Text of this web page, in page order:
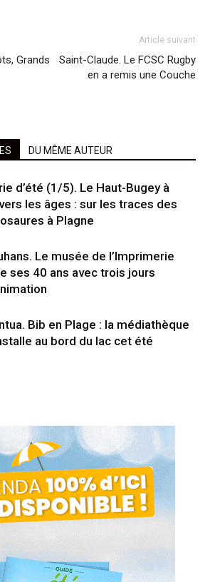
Grands
Article suivant
Saint-Claude. Le FCSC Rugby
en a remis une Couche
DU MÊME AUTEUR
d’été (1/5). Le Haut-Bugey à
les âges : sur les traces des
à Plagne
Le musée de l’Imprimerie
ses 40 ans avec trois jours
Bib en Plage : la médiathèque
au bord du lac cet été